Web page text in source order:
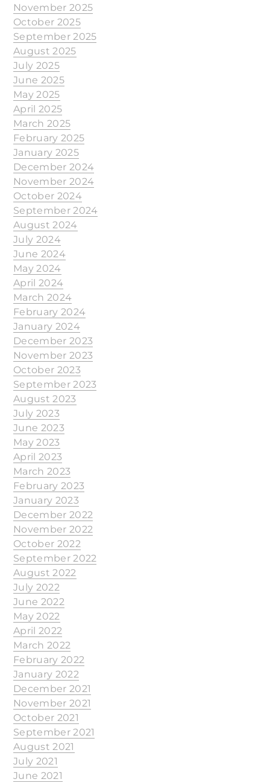
November 2025
October 2025
September 2025
August 2025
July 2025
June 2025
May 2025
April 2025
March 2025
February 2025
January 2025
December 2024
November 2024
October 2024
September 2024
August 2024
July 2024
June 2024
May 2024
April 2024
March 2024
February 2024
January 2024
December 2023
November 2023
October 2023
September 2023
August 2023
July 2023
June 2023
May 2023
April 2023
March 2023
February 2023
January 2023
December 2022
November 2022
October 2022
September 2022
August 2022
July 2022
June 2022
May 2022
April 2022
March 2022
February 2022
January 2022
December 2021
November 2021
October 2021
September 2021
August 2021
July 2021
June 2021